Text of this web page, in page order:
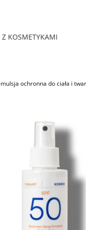
Z KOSMETYKAMI
ochronna do ciała i